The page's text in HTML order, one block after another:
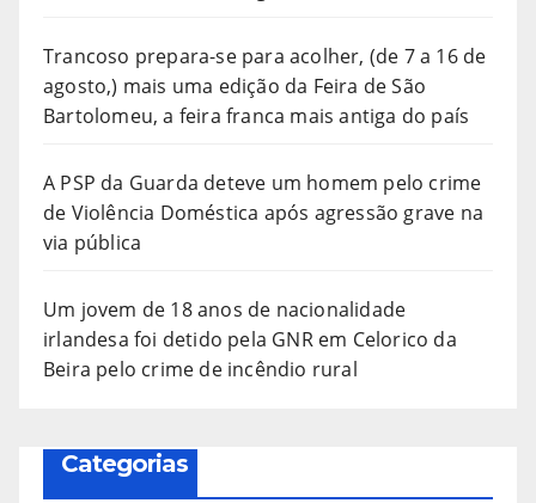
Trancoso prepara-se para acolher, (de 7 a 16 de
agosto,) mais uma edição da Feira de São
Bartolomeu, a feira franca mais antiga do país
A PSP da Guarda deteve um homem pelo crime
de Violência Doméstica após agressão grave na
via pública
Um jovem de 18 anos de nacionalidade
irlandesa foi detido pela GNR em Celorico da
Beira pelo crime de incêndio rural
Categorias